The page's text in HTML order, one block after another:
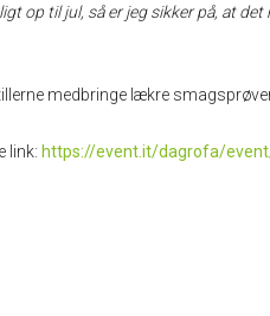
op til jul, så er jeg sikker på, at det
medbringe lækre
link: https://event.it/dagrofa/